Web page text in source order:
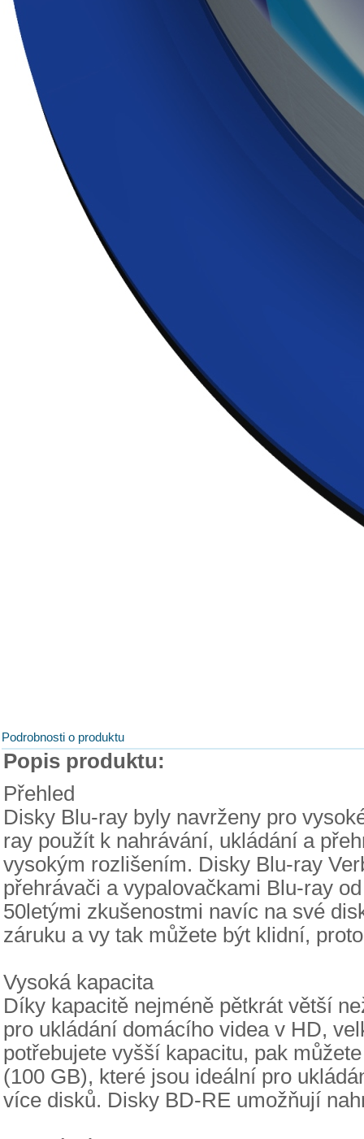
Podrobnosti o produktu
Popis produktu:
Přehled
Disky Blu-ray byly navrženy pro
ray použít k nahrávání, ukládání a
vysokým rozlišením. Disky Blu-ray
přehrávači a vypalovačkami Blu-ray
50letými zkušenostmi navíc na své
záruku a vy tak můžete být klidní,
Vysoká kapacita
Díky kapacitě nejméně pětkrát větší
pro ukládání domácího videa v HD,
potřebujete vyšší kapacitu, pak
(100 GB), které jsou ideální pro
více disků. Disky BD-RE umožňují